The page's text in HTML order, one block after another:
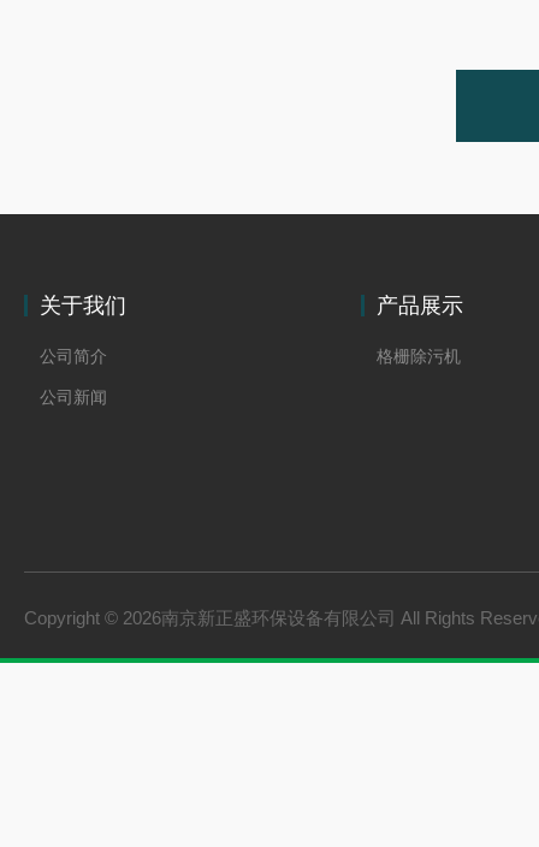
关于我们
公司简介
公司新闻
产品展示
格栅除污机
Copyright © 2026南京新正盛环保设备有限公司 All Rights